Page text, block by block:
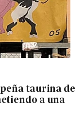
taurina de
a una